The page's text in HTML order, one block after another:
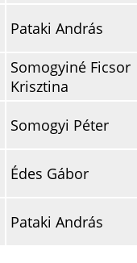
Pataki András
Somogyiné Ficsor
Krisztina
Somogyi Péter
Édes Gábor
Pataki András